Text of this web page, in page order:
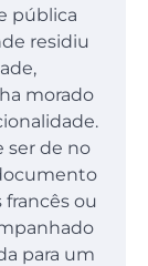
pública
residiu
morado
ser de no
ou
para um